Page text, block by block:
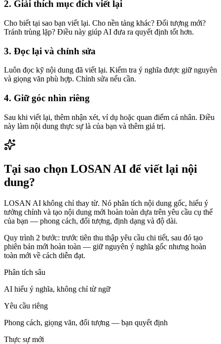
2. Giải thích mục đích viết lại
Cho biết tại sao bạn viết lại. Cho nền tảng khác? Đối tượng mới?
Tránh trùng lặp? Điều này giúp AI đưa ra quyết định tốt hơn.
3. Đọc lại và chỉnh sửa
Luôn đọc kỹ nội dung đã viết lại. Kiểm tra ý nghĩa được giữ nguyên
và giọng văn phù hợp. Chỉnh sửa nếu cần.
4. Giữ góc nhìn riêng
Sau khi viết lại, thêm nhận xét, ví dụ hoặc quan điểm cá nhân. Điều
này làm nội dung thực sự là của bạn và thêm giá trị.
Tại sao chọn LOSAN AI để viết lại nội
dung?
LOSAN AI không chỉ thay từ. Nó phân tích nội dung gốc, hiểu ý
tưởng chính và tạo nội dung mới hoàn toàn dựa trên yêu cầu cụ thể
của bạn — phong cách, đối tượng, định dạng và độ dài.
Quy trình 2 bước: trước tiên thu thập yêu cầu chi tiết, sau đó tạo
phiên bản mới hoàn toàn — giữ nguyên ý nghĩa gốc nhưng hoàn
toàn mới về cách diễn đạt.
Phân tích sâu
AI hiểu ý nghĩa, không chỉ từ ngữ
Yêu cầu riêng
Phong cách, giọng văn, đối tượng — bạn quyết định
Thực sự mới